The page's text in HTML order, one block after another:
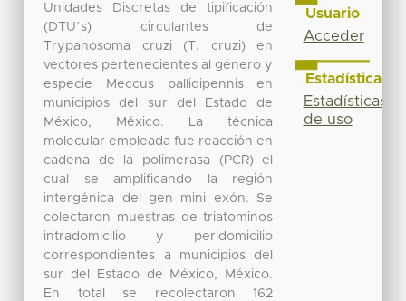
Unidades Discretas de tipificación
(DTU´s) circulantes de
Trypanosoma cruzi (T. cruzi) en
vectores pertenecientes al género y
especie Meccus pallidipennis en
municipios del sur del Estado de
México, México. La técnica
molecular empleada fue reacción en
cadena de la polimerasa (PCR) el
cual se amplificando la región
intergénica del gen mini exón. Se
colectaron muestras de triatominos
intradomicilio y peridomicilio
correspondientes a municipios del
sur del Estado de México, México.
En total se recolectaron 162
Usuario
Acceder
Estadísticas
Estadísticas
de uso